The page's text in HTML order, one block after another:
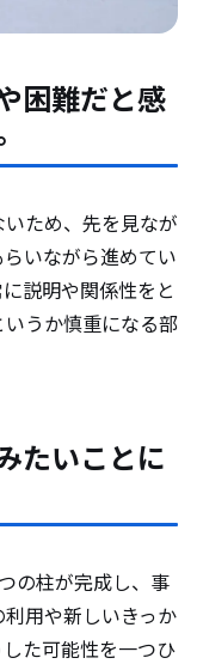
困難だと感
ため、先を見なが
いながら進めてい
説明や関係性をと
うか慎重になる部
たいことに
の柱が完成し、事
用や新しいきっか
た可能性を一つひ